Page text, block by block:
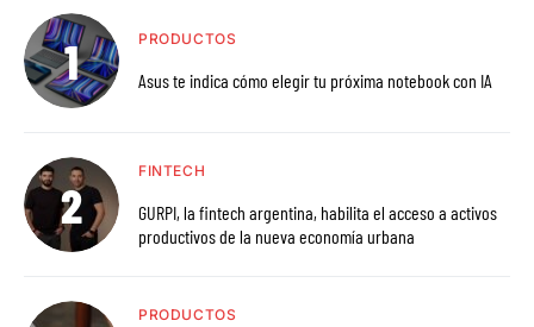
PRODUCTOS
Asus te indica cómo elegir tu próxima notebook con IA
FINTECH
GURPI, la fintech argentina, habilita el acceso a activos
productivos de la nueva economía urbana
PRODUCTOS